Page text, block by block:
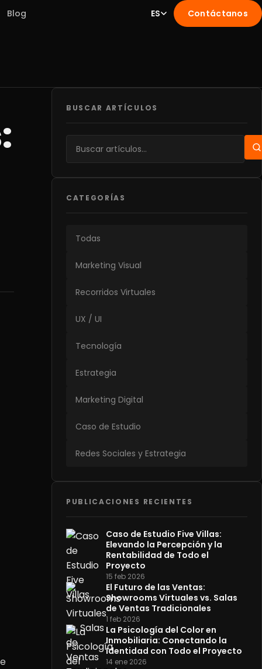
Blog ES Contáctanos
BUSCAR ARTÍCULOS
CATEGORÍAS
Todas
Marketing Visual
Recorridos Virtuales
UX / UI
Tecnología
Estrategia
Marketing Digital
Caso de Estudio
Redes Sociales y Estrategia
PUBLICACIONES RECIENTES
Caso de Estudio Five Villas:
Elevando la Percepción y la
Rentabilidad de Todo el
Proyecto
15 feb 2026
El Futuro de las Ventas:
Showrooms Virtuales vs. Salas
de Ventas Tradicionales
1 feb 2026
La Psicología del Color en
Inmobiliaria: Conectando la
Identidad con Todo el Proyecto
14 ene 2026